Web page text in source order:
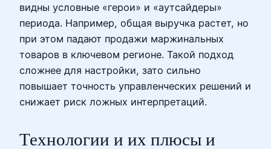
видны условные «герои» и «аутсайдеры»
периода. Например, общая выручка растет, но
при этом падают продажи маржинальных
товаров в ключевом регионе. Такой подход
сложнее для настройки, зато сильно
повышает точность управленческих решений и
снижает риск ложных интерпретаций.
Технологии и их плюсы и